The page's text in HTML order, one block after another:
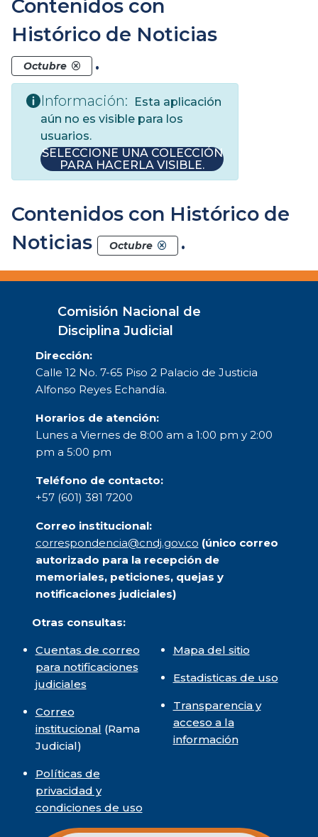
Contenidos con
Histórico de Noticias
Octubre .
Información:
Esta aplicación
aún no es visible para los
usuarios.
SELECCIONE UNA COLECCIÓN
PARA HACERLA VISIBLE.
Contenidos con Histórico de
Noticias
Octubre .
Comisión Nacional de
Disciplina Judicial
Dirección:
Calle 12 No. 7-65 Piso 2 Palacio de Justicia
Alfonso Reyes Echandía.
Horarios de atención:
Lunes a Viernes de 8:00 am a 1:00 pm y 2:00
pm a 5:00 pm
Teléfono de contacto:
+57 (601) 381 7200
Correo institucional:
correspondencia@cndj.gov.co (único correo
autorizado para la recepción de
memoriales, peticiones, quejas y
notificaciones judiciales)
Otras consultas:
Cuentas de correo
para notificaciones
judiciales
Correo
institucional (Rama
Judicial)
Políticas de
privacidad y
condiciones de uso
Mapa del sitio
Estadisticas de uso
Transparencia y
acceso a la
información